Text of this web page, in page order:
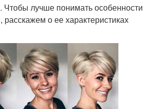
Чтобы лучше понимать особенности
о ее характеристиках